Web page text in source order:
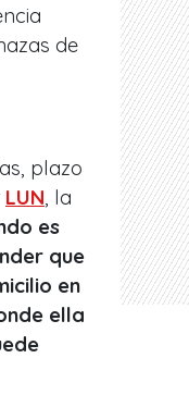
de
plazo
LUN , la
es
que
en
ella